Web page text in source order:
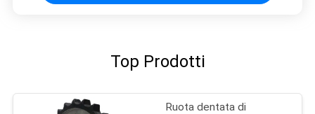
Top Prodotti
Ruota dentata di